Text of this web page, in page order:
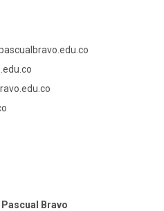
Bravo